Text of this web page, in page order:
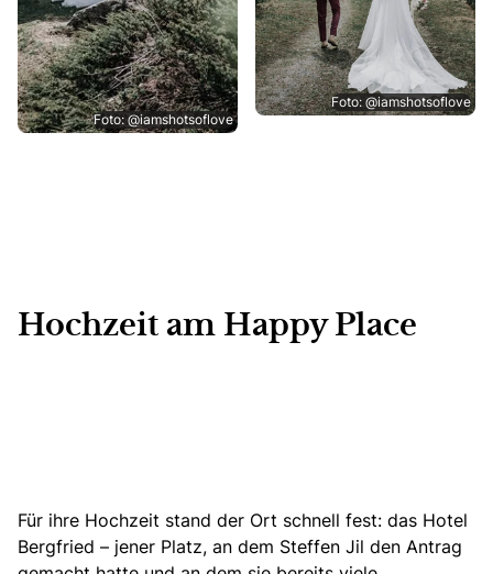
Foto: @iamshotsoflove
Foto: @iamshotsoflove
Hochzeit am Happy Place
Für ihre Hochzeit stand der Ort schnell fest: das Hotel
Bergfried – jener Platz, an dem Steffen Jil den Antrag